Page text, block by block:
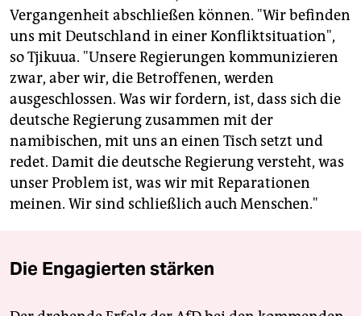
Vergangenheit abschließen können. "Wir befinden
uns mit Deutschland in einer Konfliktsituation",
so Tjikuua. "Unsere Regierungen kommunizieren
zwar, aber wir, die Betroffenen, werden
ausgeschlossen. Was wir fordern, ist, dass sich die
deutsche Regierung zusammen mit der
namibischen, mit uns an einen Tisch setzt und
redet. Damit die deutsche Regierung versteht, was
unser Problem ist, was wir mit Reparationen
meinen. Wir sind schließlich auch Menschen."
Die Engagierten stärken